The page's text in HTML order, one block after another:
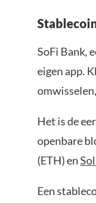
SoFi Bank,
eigen app.
Het is de
openbare
(ETH) en
Een